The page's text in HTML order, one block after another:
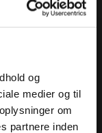
og
medier og til
om
partnere inden